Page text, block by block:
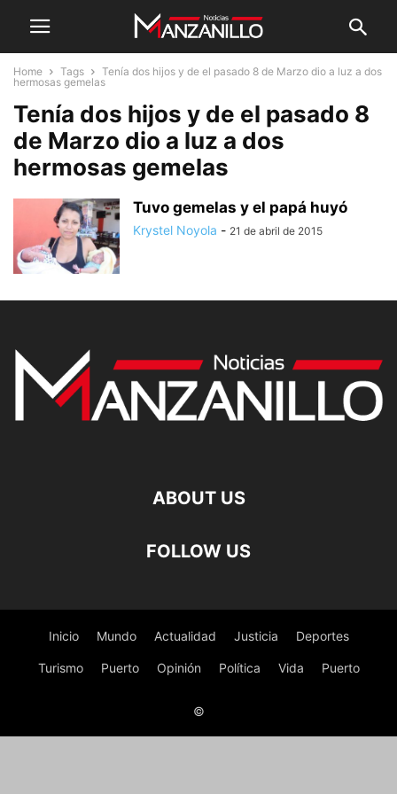
Home Tags
Tenía dos hijos y de el pasado 8 de Marzo dio a luz a dos
hermosas gemelas
Tenía dos hijos y de el pasado 8
de Marzo dio a luz a dos
hermosas gemelas
Tuvo gemelas y el papá huyó
Krystel Noyola - 21 de abril de 2015
ABOUT US
FOLLOW US
Inicio Mundo Actualidad Justicia Deportes
Turismo Puerto Opinión Política Vida Puerto
©